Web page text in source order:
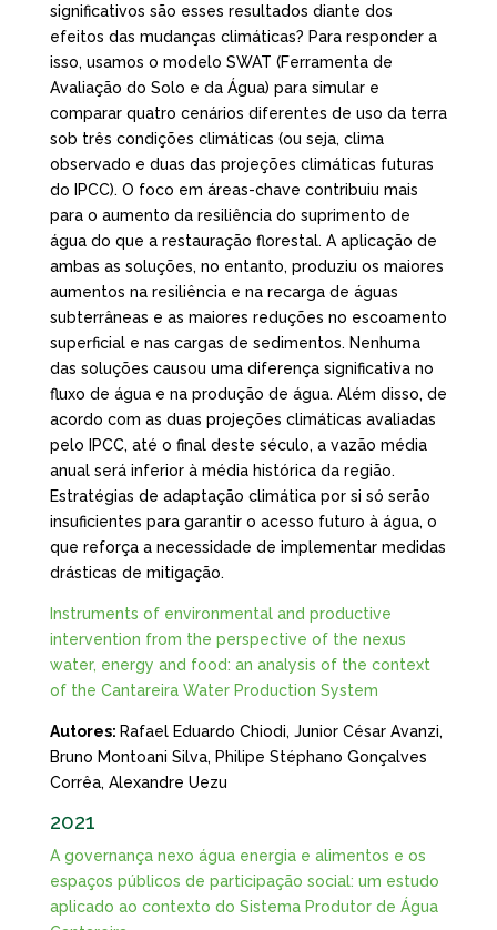
significativos são esses resultados diante dos
efeitos das mudanças climáticas? Para responder a
isso, usamos o modelo SWAT (Ferramenta de
Avaliação do Solo e da Água) para simular e
comparar quatro cenários diferentes de uso da terra
sob três condições climáticas (ou seja, clima
observado e duas das projeções climáticas futuras
do IPCC). O foco em áreas-chave contribuiu mais
para o aumento da resiliência do suprimento de
água do que a restauração florestal. A aplicação de
ambas as soluções, no entanto, produziu os maiores
aumentos na resiliência e na recarga de águas
subterrâneas e as maiores reduções no escoamento
superficial e nas cargas de sedimentos. Nenhuma
das soluções causou uma diferença significativa no
fluxo de água e na produção de água. Além disso, de
acordo com as duas projeções climáticas avaliadas
pelo IPCC, até o final deste século, a vazão média
anual será inferior à média histórica da região.
Estratégias de adaptação climática por si só serão
insuficientes para garantir o acesso futuro à água, o
que reforça a necessidade de implementar medidas
drásticas de mitigação.
Instruments of environmental and productive
intervention from the perspective of the nexus
water, energy and food: an analysis of the context
of the Cantareira Water Production System
Autores: Rafael Eduardo Chiodi, Junior César Avanzi,
Bruno Montoani Silva, Philipe Stéphano Gonçalves
Corrêa, Alexandre Uezu
2021
A governança nexo água energia e alimentos e os
espaços públicos de participação social: um estudo
aplicado ao contexto do Sistema Produtor de Água